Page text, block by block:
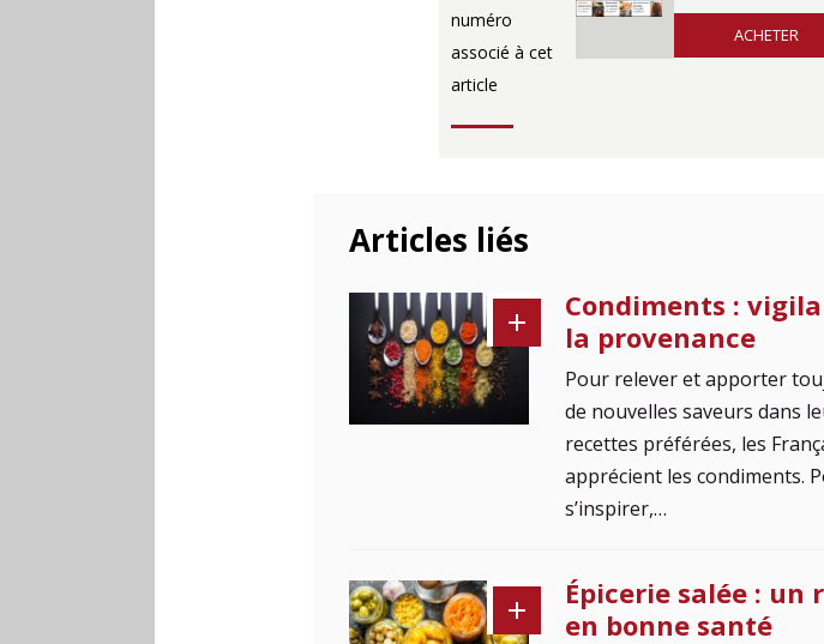
numéro
associé à cet
article
ACHETER
Articles liés
Condiments :
la provenance
Pour relever et apporter
de nouvelles saveurs dans
recettes préférées, les
apprécient les condiments.
s’inspirer,…
Épicerie salée : un
en bonne santé